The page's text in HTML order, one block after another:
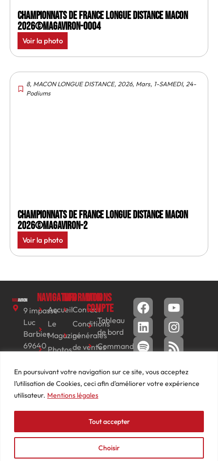
En poursuivant votre navigation sur ce site, vous acceptez
l’utilisation de Cookies, ceci afin d'améliorer votre expérience
utilisateur. Mentions légales
Choisir
Tout accepter
Championnats de France longue distance Macon
2026©MagAviron-0004
Voir la photo
8, MACON LONGUE DISTANCE, 2026, Mars, 1-SAMEDI, 24-
Podiums
Championnats de France longue distance Macon
2026©MagAviron-2
Voir la photo
9 impasse
Luc
Barbier
69640
04
74
66
contact@mediasaviron.fr
Navigation
Accueil
Le
Magazine
Photos
Podcasts
Informations
Contact
Conditions
générales
de ventes
légales
Mon
compte
Tableau
de bord
Commandes
Adresses
Détails
du
compte